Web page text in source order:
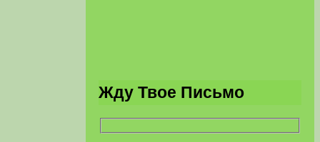
Жду Твое Письмо